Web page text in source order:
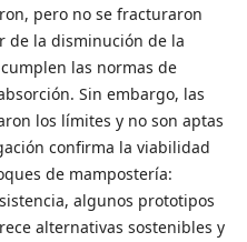
pero no se fracturaron
de la disminución de la
las normas de
Sin embargo, las
los límites y no son aptas
confirma la viabilidad
de mampostería:
algunos prototipos
alternativas sostenibles y